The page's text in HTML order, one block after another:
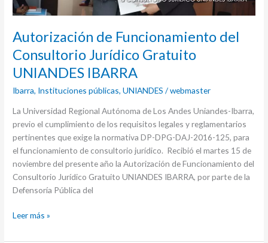
Autorización de Funcionamiento del
Consultorio Jurídico Gratuito
UNIANDES IBARRA
Ibarra, Instituciones públicas,UNIANDES /webmaster
La Universidad Regional Autónoma de Los Andes Uniandes-Ibarra,
previo el cumplimiento de los requisitos legales y reglamentarios
pertinentes que exige la normativa DP-DPG-DAJ-2016-125, para
el funcionamiento de consultorio jurídico. Recibió el martes 15 de
noviembre del presente año la Autorización de Funcionamiento del
Consultorio Jurídico Gratuito UNIANDES IBARRA, por parte de la
Defensoría Pública del
IBARRA
Leer más »